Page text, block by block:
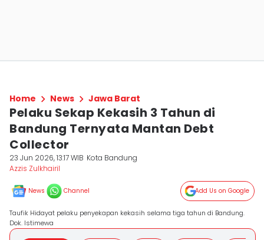
Home News Jawa Barat
Pelaku Sekap Kekasih 3 Tahun di
Bandung Ternyata Mantan Debt
Collector
23 Jun 2026, 13:17 WIB Kota Bandung
Azzis Zulkhairil
News Channel Add Us on Google
Taufik Hidayat pelaku penyekapan kekasih selama tiga tahun di Bandung.
Dok. Istimewa